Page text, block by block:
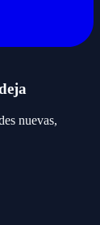
nuevas,